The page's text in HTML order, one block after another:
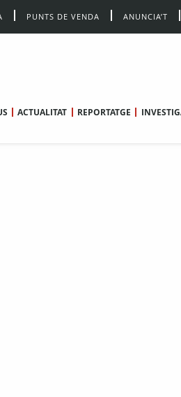
PUNTS DE VENDA ANUNCIA’T
ACTUALITAT REPORTATGE